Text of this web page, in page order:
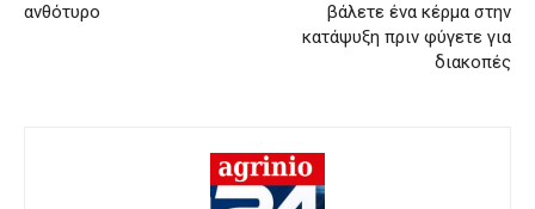
ανθότυρο
βάλετε ένα κέρμα στην
κατάψυξη πριν φύγετε για
διακοπές